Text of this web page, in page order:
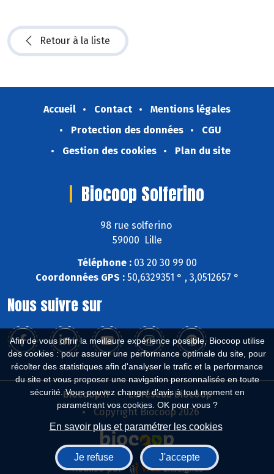
Afin de vous offrir la meilleure expérience possible, Biocoop utilise
des cookies : pour assurer une performance optimale du site, pour
récolter des statistiques afin d'analyser le trafic et la performance
du site et vous proposer une navigation personnalisée en toute
sécurité. Vous pouvez changer d'avis à tout moment en
paramétrant vos cookies. OK pour vous ?
En savoir plus et paramétrer les cookies
Je refuse J'accepte
Retour à la liste
Accueil Contact
Mentions légales
Protection des données
CGU
Gestion des cookies
Plan du site
Biocoop Solferino
98 rue solferino
59000 Lille
Téléphone : 03 20 30 99 00
Coordonnées GPS :50,6329351 ° , 3,0512657 °
Nous suivre sur
Biocoop.fr
Le réseau Biocoop
Copyright Biocoop 2026
Réalisé par